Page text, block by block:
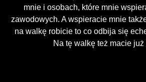
mnie i osobach, które mnie
zawodowych. A wspieracie mnie
na walkę robicie to co odbija się
Na tę walkę też macie